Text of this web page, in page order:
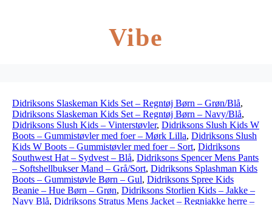
Vibe
Didriksons Slaskeman Kids Set – Regntøj Børn – Grøn/Blå,
Didriksons Slaskeman Kids Set – Regntøj Børn – Navy/Blå,
Didriksons Slush Kids – Vinterstøvler, Didriksons Slush Kids W
Boots – Gummistøvler med foer – Mørk Lilla, Didriksons Slush
Kids W Boots – Gummistøvler med foer – Sort, Didriksons
Southwest Hat – Sydvest – Blå, Didriksons Spencer Mens Pants
– Softshellbukser Mand – Grå/Sort, Didriksons Splashman Kids
Boots – Gummistøvle Børn – Gul, Didriksons Spree Kids
Beanie – Hue Børn – Grøn, Didriksons Storlien Kids – Jakke –
Navy Blå, Didriksons Stratus Mens Jacket – Regnjakke herre –